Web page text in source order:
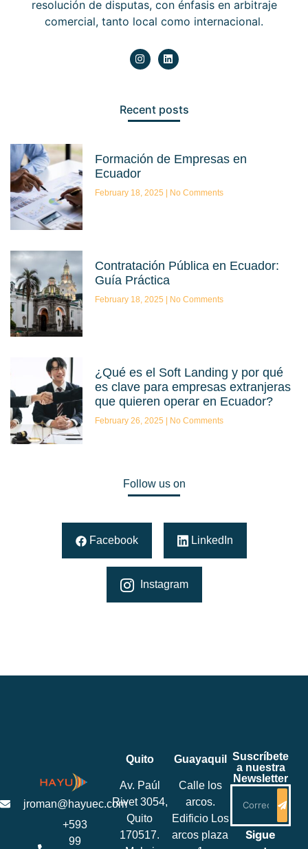
resolución de disputas, con énfasis en arbitraje
comercial, tanto local como internacional.
Recent posts
Formación de Empresas en
Ecuador
February 18, 2025 No Comments
Contratación Pública en Ecuador:
Guía Práctica
February 18, 2025 No Comments
¿Qué es el Soft Landing y por qué
es clave para empresas extranjeras
que quieren operar en Ecuador?
February 26, 2025 No Comments
Follow us on
Facebook LinkedIn
Instagram
jroman@hayuec.com
+593
99
Quito
Av. Paúl
Rivet 3054,
Quito
170517.
Guayaquil
Calle los
arcos.
Edificio Los
arcos plaza
Suscríbete
a nuestra
Newsletter
Sigue